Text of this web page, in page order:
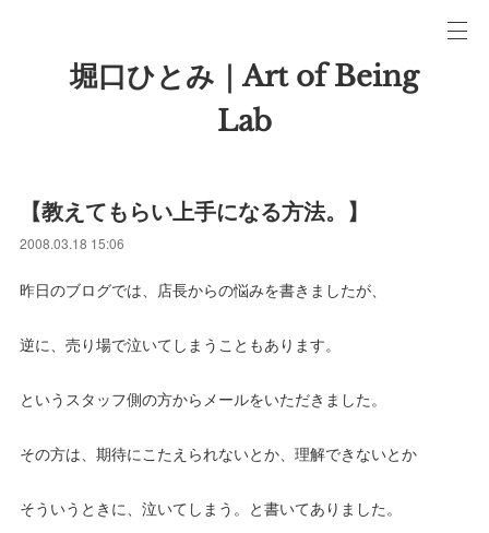
堀口ひとみ｜Art of Being
Lab
【教えてもらい上手になる方法。】
2008.03.18 15:06
昨日のブログでは、店長からの悩みを書きましたが、
逆に、売り場で泣いてしまうこともあります。
というスタッフ側の方からメールをいただきました。
その方は、期待にこたえられないとか、理解できないとか
そういうときに、泣いてしまう。と書いてありました。